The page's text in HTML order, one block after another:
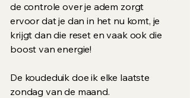
de controle over je adem zorgt
ervoor dat je dan in het nu komt, je
krijgt dan die reset en vaak ook die
boost van energie!
De koudeduik doe ik elke laatste
zondag van de maand.